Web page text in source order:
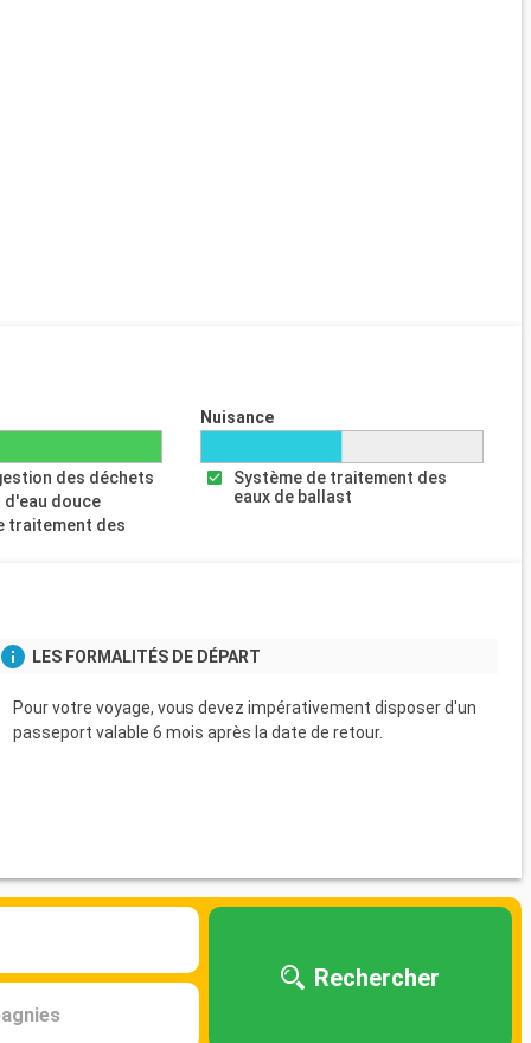
des déchets
douce
traitement des
Nuisance
Système de traitement des
eaux de ballast
LES FORMALITÉS DE DÉPART
Pour votre voyage, vous devez impérativement disposer d'un
passeport valable 6 mois après la date de retour.
Rechercher